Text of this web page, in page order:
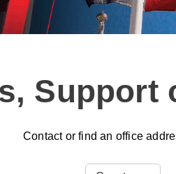
Support
Contact or find an office